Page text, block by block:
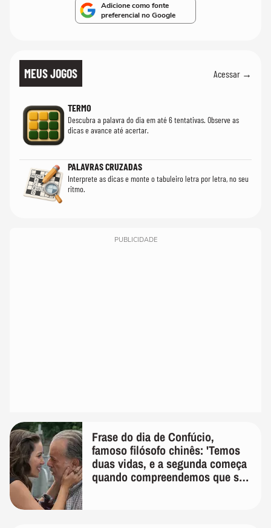
Adicione como fonte
preferencial no Google
MEUS JOGOS Acessar →
TERMO
Descubra a palavra do dia em até 6 tentativas. Observe as
dicas e avance até acertar.
PALAVRAS CRUZADAS
Interprete as dicas e monte o tabuleiro letra por letra, no seu
ritmo.
PUBLICIDADE
Frase do dia de Confúcio,
famoso filósofo chinês: 'Temos
duas vidas, e a segunda começa
quando compreendemos que só